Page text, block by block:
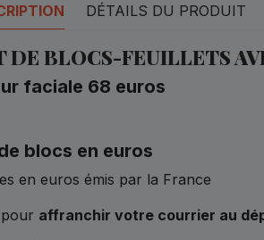
DÉTAILS DU PRODUIT
DE BLOCS-FEUILLETS
faciale 68 euros
blocs en euros
en euros émis par la France
affranchir votre courrier au